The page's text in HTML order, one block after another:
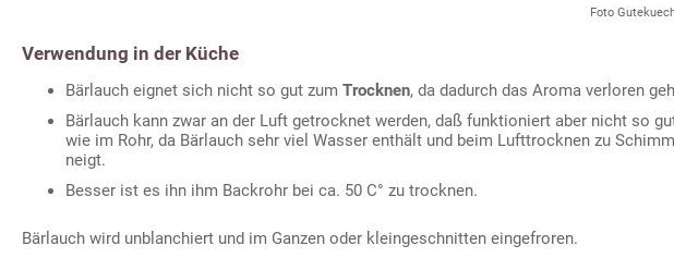
Foto
Verwendung in der Küche
Bärlauch eignet sich nicht so gut zum Trocknen, da dadurch das Aroma verloren
Bärlauch kann zwar an der Luft getrocknet werden, daß funktioniert aber nicht so
wie im Rohr, da Bärlauch sehr viel Wasser enthält und beim Lufttrocknen zu
neigt.
Besser ist es ihn ihm Backrohr bei ca. 50 C° zu trocknen.
Bärlauch wird unblanchiert und im Ganzen oder kleingeschnitten eingefroren.